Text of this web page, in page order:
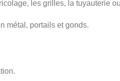
les grilles, la tuyauterie
métal, portails et gonds.